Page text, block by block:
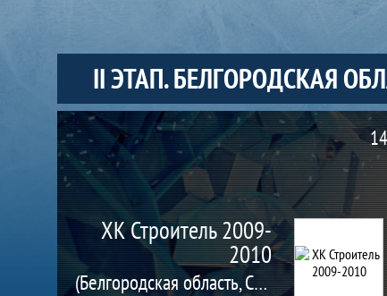
II ЭТАП. БЕЛГОРОДСКАЯ
Матч
ХК Строитель 2009-
2010
(Белгородская область, Строитель г.)